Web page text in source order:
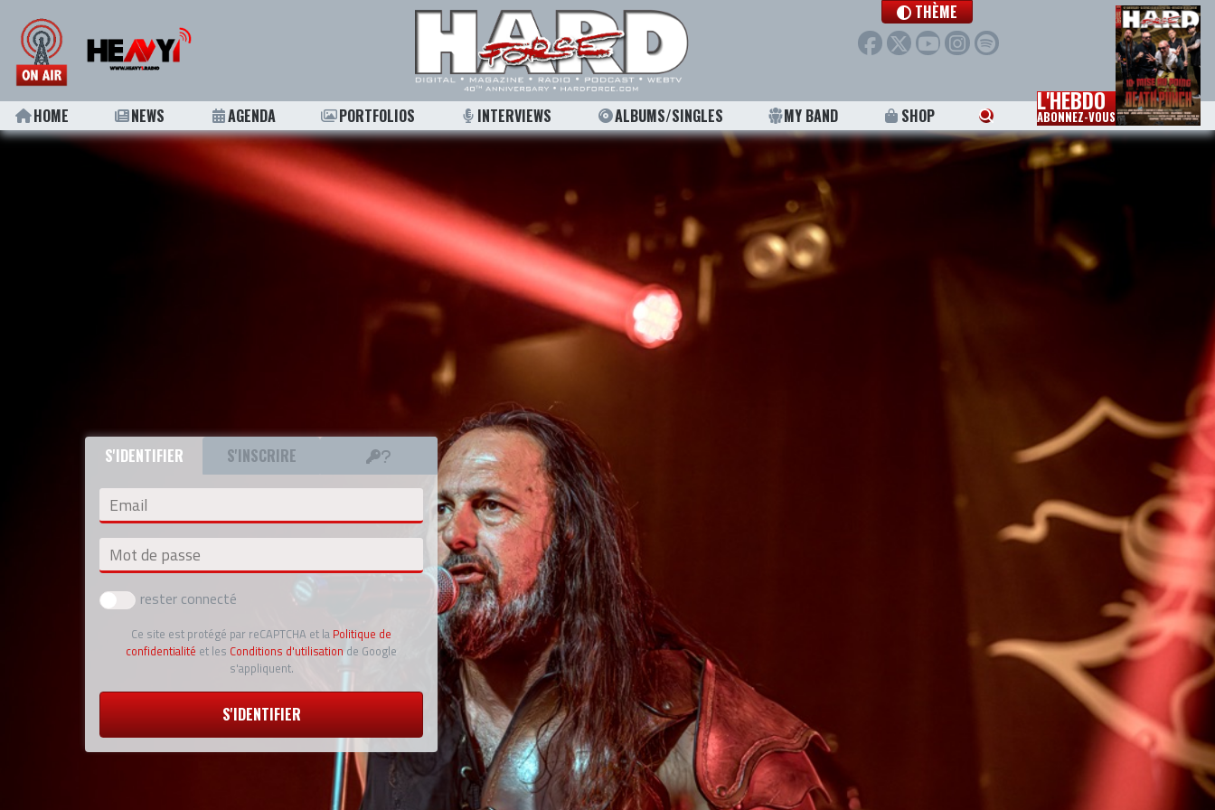
THÈME
HOME NEWS AGENDA PORTFOLIOS INTERVIEWS ALBUMS/SINGLES MY BAND SHOP L'HEBDO
ABONNEZ-VOUS
S'IDENTIFIER S'INSCRIRE
Email
Mot de passe
rester connecté
Ce site est protégé par reCAPTCHA et la Politique de
confidentialité et les Conditions d'utilisation de Google
s'appliquent.
S'IDENTIFIER